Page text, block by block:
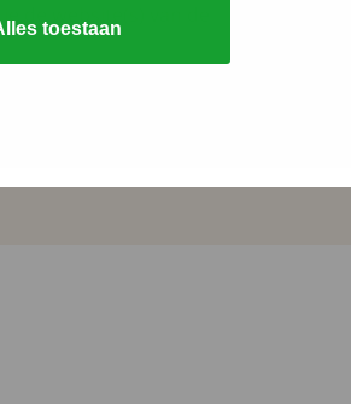
toestaan
de website(s) van de